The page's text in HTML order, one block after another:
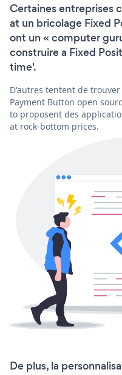
Certaines entreprises
at un bricolage Fixed
ont un « computer
construire a Fixed
time'.
D'autres tentent de
Payment Button open
to proposent des
at rock-bottom prices.
De plus, la